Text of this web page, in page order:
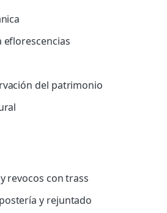
eflorescencias
del patrimonio
revocos con trass
y rejuntado